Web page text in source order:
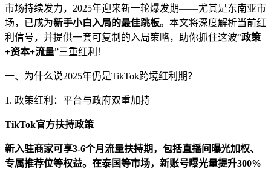
市场持续发力，2025年迎来新一轮爆发期——尤其是东南亚市
场，已成为新手小白入局的最佳跳板。本文将深度解析当前红
利信号，并提供一套可复制的入局策略，助你抓住这波“政策
+资本+流量”三重红利！
一、为什么说2025年仍是TikTok跨境红利期？
1. 政策红利：平台与政府双重加持
TikTok官方扶持政策
新入驻商家可享3-6个月流量扶持期，包括直播间曝光加权、
专属推荐位等权益。在泰国等市场，新账号曝光量提升300%